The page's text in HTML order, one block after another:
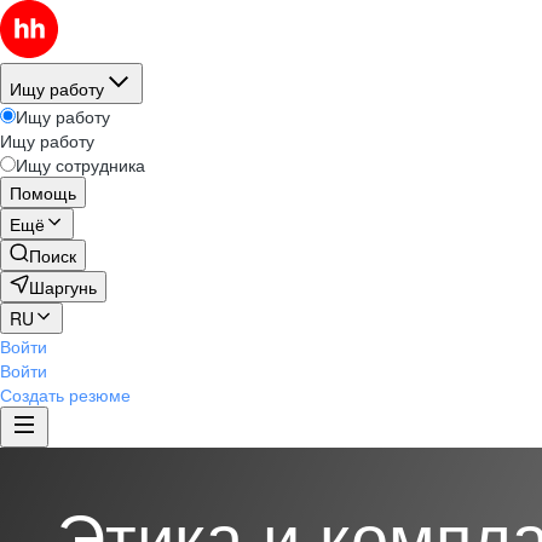
Ищу работу
Ищу работу
Ищу работу
Ищу сотрудника
Помощь
Ещё
Поиск
Шаргунь
RU
Войти
Войти
Создать резюме